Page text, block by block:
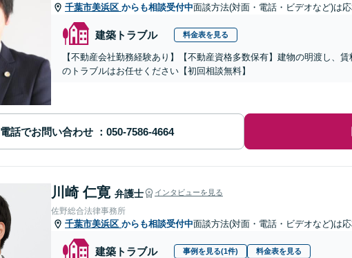
千葉市美浜区 からも相談受付中面談方法(対面・電話・ビデオなど)は
建築トラブル 料金表を見る
【不動産会社勤務経験あり】【不動産資格多数保有】建物の明渡し、
のトラブルはお任せください【初回相談無料】
電話でお問い合わせ
川崎 仁寛 弁護士 インタビューを見る
佐野総合法律事務所
千葉市美浜区 からも相談受付中面談方法(対面・電話・ビデオなど)は
建築トラブル 事例を見る(1件) 料金表を見る